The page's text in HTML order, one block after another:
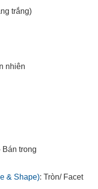
trắng)
nhiên
Bán trong
& Shape): Tròn/ Facet